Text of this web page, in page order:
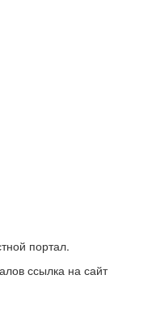
портал.
ссылка на сайт